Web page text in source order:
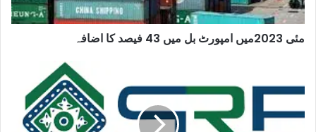
مئی 2023میں امپورٹ بل میں 43 فیصد کا اضافہ